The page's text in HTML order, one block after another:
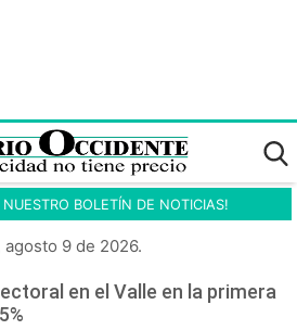
NUESTRO BOLETÍN DE NOTICIAS!
agosto 9 de 2026.
en el Valle en la primera